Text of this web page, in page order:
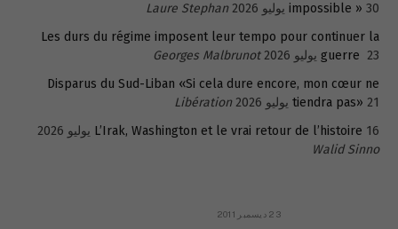
impossible » 30 يوليو 2026
Laure Stephan
Les durs du régime imposent leur tempo pour continuer la
guerre 23 يوليو 2026
Georges Malbrunot
Disparus du Sud-Liban «Si cela dure encore, mon cœur ne
tiendra pas» 21 يوليو 2026
Libération
L’Irak, Washington et le vrai retour de l’histoire 16 يوليو 2026
Walid Sinno
23 ديسمبر 2011